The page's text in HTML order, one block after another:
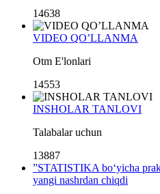
14638
VIDEO QO’LLANMA
Otm E'lonlari
14553
INSHOLAR TANLOVI
Talabalar uchun
13887
”STATISTIKA bo‘yicha
yangi nashrdan chiqdi